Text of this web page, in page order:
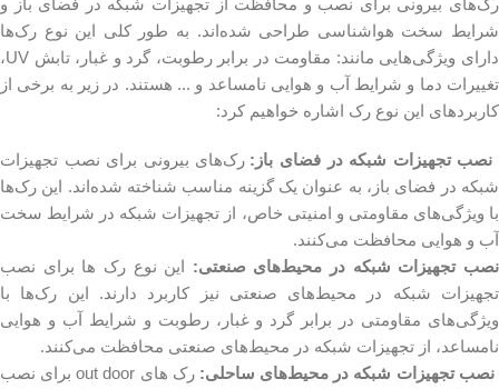
رک‌های بیرونی برای نصب و محافظت از تجهیزات شبکه در فضای باز و
شرایط سخت هواشناسی طراحی شده‌اند. به طور کلی این نوع رک‌ها
دارای ویژگی‌هایی مانند: مقاومت در برابر رطوبت، گرد و غبار، تابش UV،
تغییرات دما و شرایط آب و هوایی نامساعد و ... هستند. در زیر به برخی از
کاربردهای این نوع رک اشاره خواهیم کرد:
نصب تجهیزات شبکه در فضای باز: رک‌های بیرونی برای نصب تجهیزات
شبکه در فضای باز، به عنوان یک گزینه مناسب شناخته شده‌اند. این رک‌ها
با ویژگی‌های مقاومتی و امنیتی خاص، از تجهیزات شبکه در شرایط سخت
آب و هوایی محافظت می‌کنند.
نصب تجهیزات شبکه در محیط‌های صنعتی: این نوع رک ها برای نصب
تجهیزات شبکه در محیط‌های صنعتی نیز کاربرد دارند. این رک‌ها با
ویژگی‌های مقاومتی در برابر گرد و غبار، رطوبت و شرایط آب و هوایی
نامساعد، از تجهیزات شبکه در محیط‌های صنعتی محافظت می‌کنند.
نصب تجهیزات شبکه در محیط‌های ساحلی:
رک های out door برای نصب